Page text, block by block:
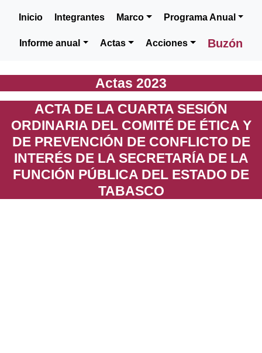
Inicio Integrantes Marco Programa Anual
Informe anual Actas Acciones Buzón
Actas 2023
ACTA DE LA CUARTA SESIÓN
ORDINARIA DEL COMITÉ DE ÉTICA Y
DE PREVENCIÓN DE CONFLICTO DE
INTERÉS DE LA SECRETARÍA DE LA
FUNCIÓN PÚBLICA DEL ESTADO DE
TABASCO